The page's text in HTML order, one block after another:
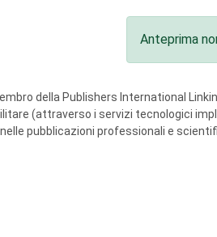
Anteprima
della Publishers International
(attraverso i servizi tecnologici
pubblicazioni professionali e